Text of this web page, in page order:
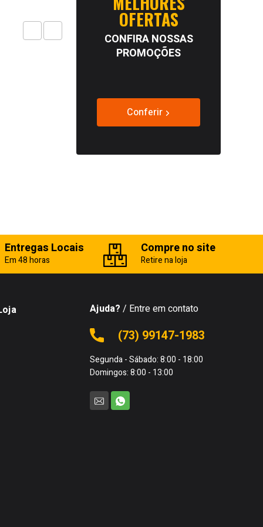
OFERTAS
CONFIRA NOSSAS
PROMOÇÕES
Conferir
Entregas Locais
Em 48 horas
Compre no site
Retire na loja
Ajuda? / Entre em contato
(73) 99147-1983
Segunda - Sábado: 8:00 - 18:00
Domingos: 8:00 - 13:00